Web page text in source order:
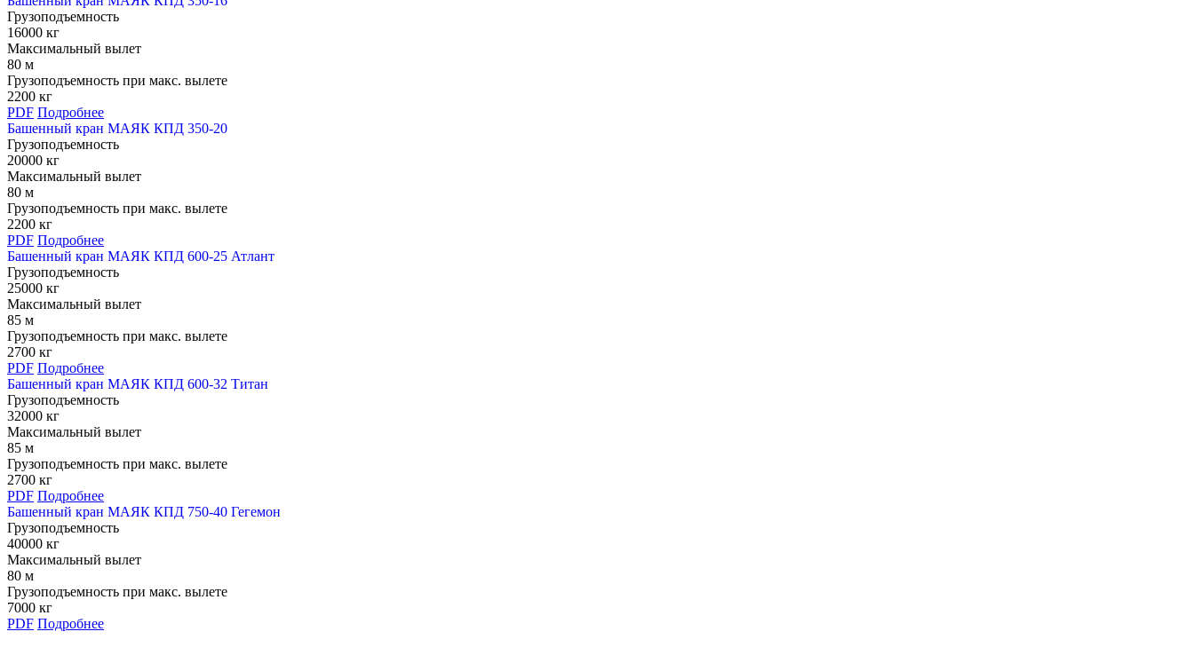
Грузоподъемность
16000 кг
Максимальный вылет
80 м
Грузоподъемность при макс. вылете
2200 кг
PDF Подробнее
Башенный кран МАЯК КПД 350-20
Грузоподъемность
20000 кг
Максимальный вылет
80 м
Грузоподъемность при макс. вылете
2200 кг
PDF Подробнее
Башенный кран МАЯК КПД 600-25 Атлант
Грузоподъемность
25000 кг
Максимальный вылет
85 м
Грузоподъемность при макс. вылете
2700 кг
PDF Подробнее
Башенный кран МАЯК КПД 600-32 Титан
Грузоподъемность
32000 кг
Максимальный вылет
85 м
Грузоподъемность при макс. вылете
2700 кг
PDF Подробнее
Башенный кран МАЯК КПД 750-40 Гегемон
Грузоподъемность
40000 кг
Максимальный вылет
80 м
Грузоподъемность при макс. вылете
7000 кг
PDF Подробнее